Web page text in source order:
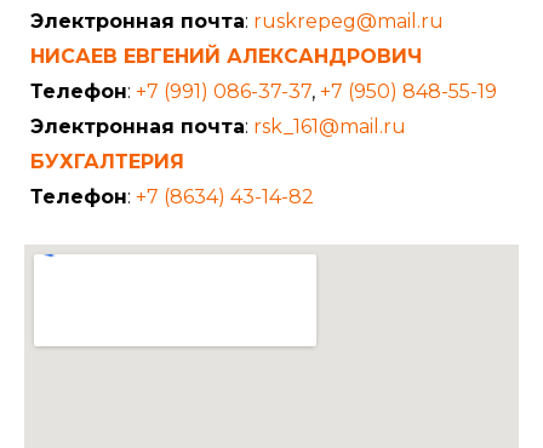
Электронная почта: ruskrepeg@mail.ru
НИСАЕВ ЕВГЕНИЙ АЛЕКСАНДРОВИЧ
Телефон: +7 (991) 086-37-37, +7 (950) 848-55-19
Электронная почта: rsk_161@mail.ru
БУХГАЛТЕРИЯ
Телефон: +7 (8634) 43-14-82